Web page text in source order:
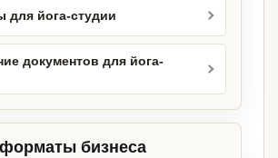
для йога-студии
документов для йога-
бизнеса